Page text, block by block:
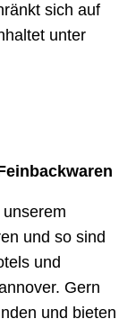
sich auf
unter
und so sind
und
Gern
und bieten